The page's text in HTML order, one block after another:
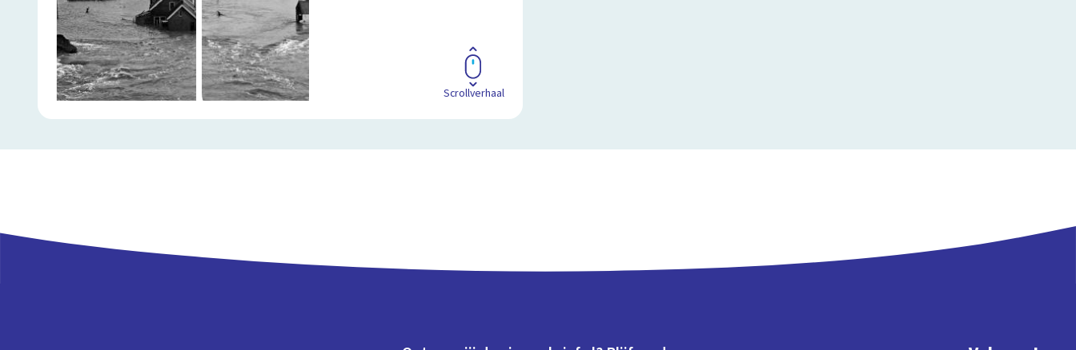
Scrollverhaal